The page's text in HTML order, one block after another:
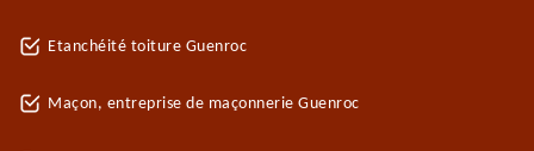
Etanchéité toiture Guenroc
Maçon, entreprise de maçonnerie Guenroc